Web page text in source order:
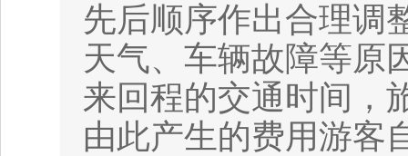
先后顺序作出合理调
天气、车辆故障等原
来回程的交通时间，
由此产生的费用游客